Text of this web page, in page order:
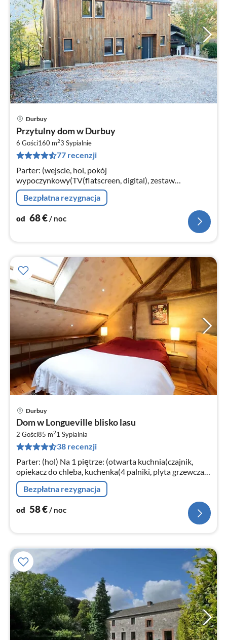
Durbuy
Przytulny dom w Durbuy
6 Gości160 m23 Sypialnie
77 recenzji
Parter: (wejscie, hol, pokój
wypoczynkowy(TV(flatscreen, digital), zestaw
wypoczynkowy(6 osoby), odtwarzacz DVD, odtwarzacz
CD, konsola do gier, gry towarzyskie)
Bezpłatna rezygnacja
od 68€/ noc
Durbuy
Dom w Longueville blisko lasu
2 Gości85 m21 Sypialnia
38 recenzji
Parter: (hol) Na 1 piętrze: (otwarta kuchnia(czajnik,
opiekacz do chleba, kuchenka(4 palniki, plyta grzewcza),
zaparzacz do kawy(filter)
Bezpłatna rezygnacja
od 58€/ noc